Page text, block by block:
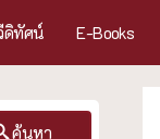
ดิทัศน์ E-Books
ค้นหา